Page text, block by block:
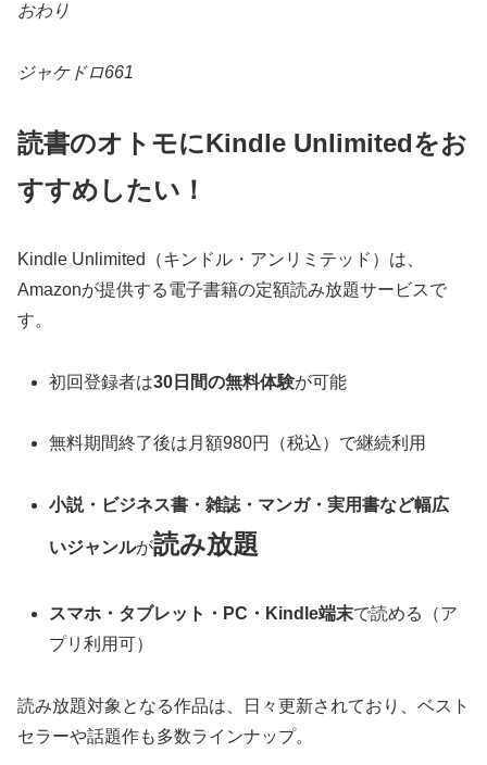
おわり
ジャケドロ661
読書のオトモにKindle Unlimitedをお
すすめしたい！
Kindle Unlimited（キンドル・アンリミテッド）は、
Amazonが提供する電子書籍の定額読み放題サービスで
す。
初回登録者は30日間の無料体験が可能
無料期間終了後は月額980円（税込）で継続利用
小説・ビジネス書・雑誌・マンガ・実用書など幅広
いジャンルが読み放題
スマホ・タブレット・PC・Kindle端末で読める（ア
プリ利用可）
読み放題対象となる作品は、日々更新されており、ベスト
セラーや話題作も多数ラインナップ。